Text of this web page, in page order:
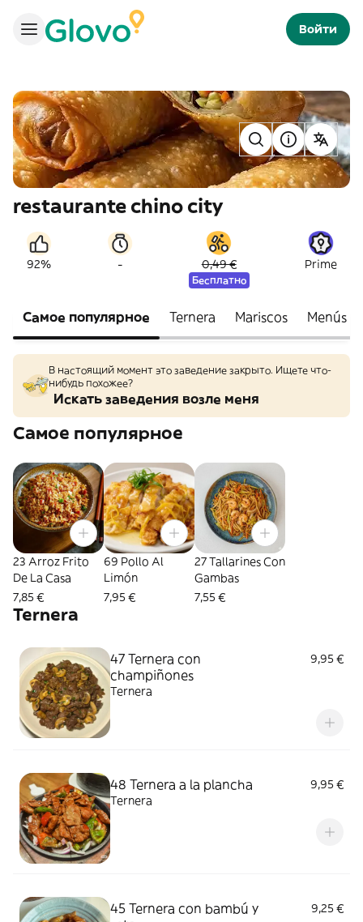
Войти
restaurante chino city
92% - 0,49 €
Бесплатно
Prime
Самое популярное Ternera Mariscos Menús
В настоящий момент это заведение закрыто. Ищете что-
нибудь похожее?
Искать заведения возле меня
Самое популярное
23 Arroz Frito
De La Casa
7,85 €
69 Pollo Al
Limón
7,95 €
27 Tallarines Con
Gambas
7,55 €
Ternera
47 Ternera con
champiñones
9,95 €
Ternera
48 Ternera a la plancha
9,95 €
Ternera
45 Ternera con bambú y
9,25 €